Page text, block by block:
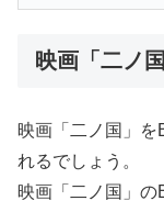
映画「二ノ
映画「二ノ国」
れるでしょう。
映画「二ノ国」の